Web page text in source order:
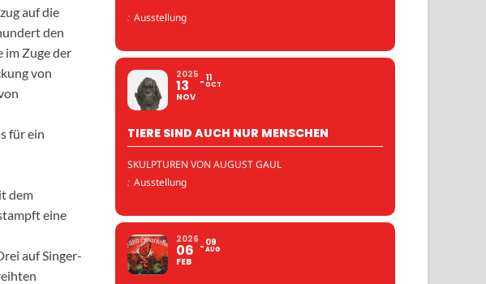
auf die
den
im Zuge der
von
für ein
dem
eine
auf Singer-
: Ausstellung
2025
13
NOV
11
OCT
TIERE SIND AUCH NUR MENSCHEN
SKULPTUREN VON AUGUST GAUL
: Ausstellung
2026
06
FEB
09
AUG